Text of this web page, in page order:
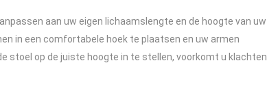
aan uw eigen lichaamslengte en de hoogte van uw
in een comfortabele hoek te plaatsen en uw armen
stoel op de juiste hoogte in te stellen, voorkomt u klachten